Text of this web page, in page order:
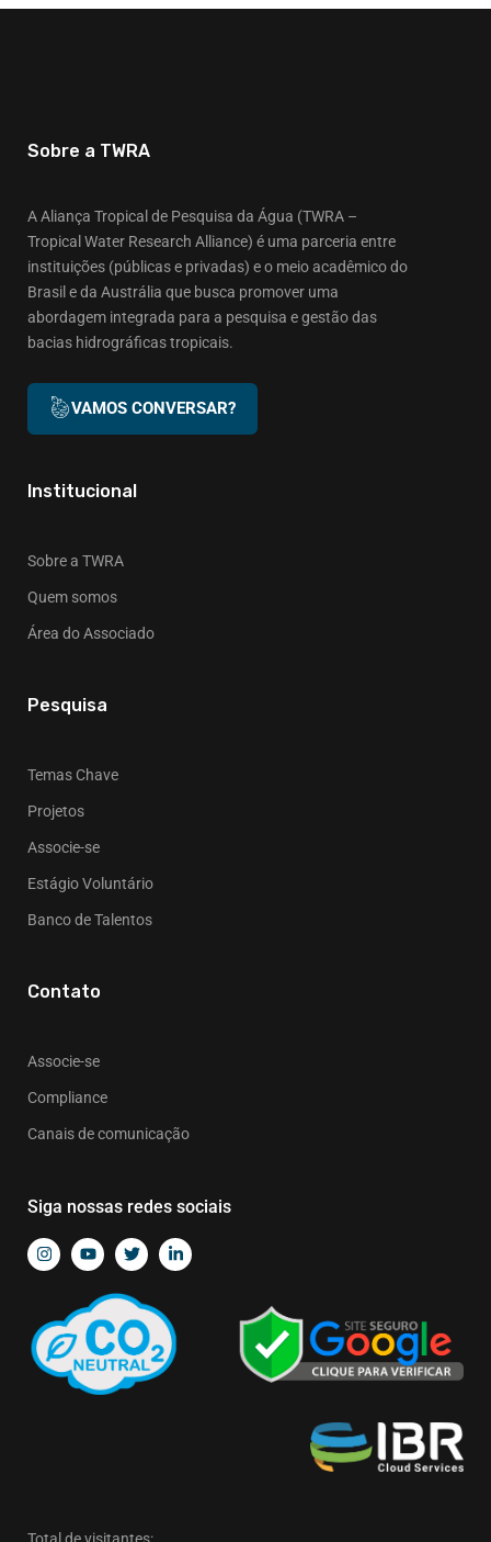
Sobre a TWRA
A Aliança Tropical de Pesquisa da Água (TWRA –
Tropical Water Research Alliance) é uma parceria entre
instituições (públicas e privadas) e o meio acadêmico do
Brasil e da Austrália que busca promover uma
abordagem integrada para a pesquisa e gestão das
bacias hidrográficas tropicais.
VAMOS CONVERSAR?
Institucional
Sobre a TWRA
Quem somos
Área do Associado
Pesquisa
Temas Chave
Projetos
Associe-se
Estágio Voluntário
Banco de Talentos
Contato
Associe-se
Compliance
Canais de comunicação
Siga nossas redes sociais
Total de visitantes: